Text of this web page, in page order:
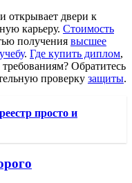
открывает двери к
карьеру. Стоимость
получения высшее
учебу. Где купить диплом,
требованиям? Обратитесь
проверку защиты.
просто и